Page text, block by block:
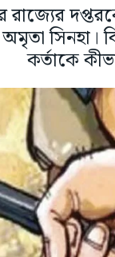
সিনহা।
কর্তাকে